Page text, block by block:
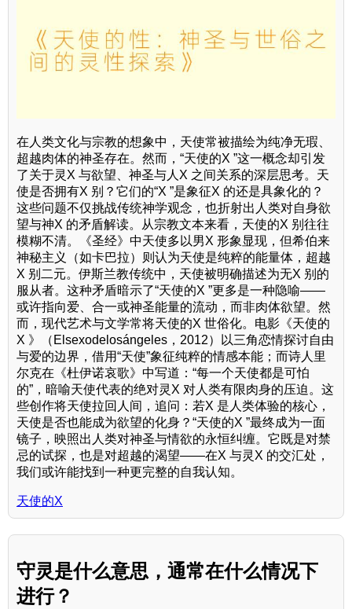
在人类文化与宗教的想象中，天使常被描绘为纯净无瑕、
超越肉体的神圣存在。然而，“天使的X ”这一概念却引发
了关于灵X 与欲望、神圣与人X 之间关系的深层思考。天
使是否拥有X 别？它们的“X ”是象征X 的还是具象化的？
这些问题不仅挑战传统神学观念，也折射出人类对自身欲
望与神X 的矛盾解读。从宗教文本来看，天使的X 别往往
模糊不清。《圣经》中天使多以男X 形象显现，但希伯来
神秘主义（如卡巴拉）则认为天使是纯粹的能量体，超越
X 别二元。伊斯兰教传统中，天使被明确描述为无X 别的
服从者。这种矛盾暗示了“天使的X ”更多是一种隐喻——
或许指向爱、合一或神圣能量的流动，而非肉体欲望。然
而，现代艺术与文学常将天使的X 世俗化。电影《天使的
X 》（Elsexodelosángeles，2012）以三角恋情探讨自由
与爱的边界，借用“天使”象征纯粹的情感本能；而诗人里
尔克在《杜伊诺哀歌》中写道：“每一个天使都是可怕
的”，暗喻天使代表的绝对灵X 对人类有限肉身的压迫。这
些创作将天使拉回人间，追问：若X 是人类体验的核心，
天使是否也能成为欲望的化身？“天使的X ”最终成为一面
镜子，映照出人类对神圣与情欲的永恒纠缠。它既是对禁
忌的试探，也是对超越的渴望——在X 与灵X 的交汇处，
我们或许能找到一种更完整的自我认知。
天使的X
守灵是什么意思，通常在什么情况下
进行？